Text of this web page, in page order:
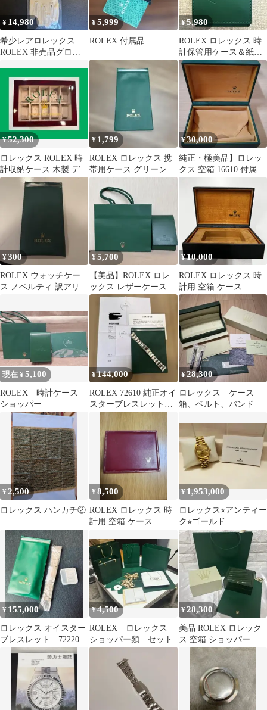
¥ 14,980
希少レアロレックス
ROLEX 非売品グロー
¥5,999
ROLEX 付属品
¥5,980
ROLEX ロレックス 時
計保管用ケース＆紙袋
グリーン
¥52,300
ロレックス ROLEX 時
計収納ケース 木製 ディ
スプレイボックス 20本
¥ 1,799
ROLEX ロレックス 携
帯用ケース グリーン
¥30,000
純正・極美品】ロレッ
クス 空箱 16610 付属品
¥300
ROLEX ウォッチケー
ス ノベルティ 訳アリ
¥5,700
【美品】ROLEX ロレ
ックス レザーケース、
紙袋付き
¥10,000
ROLEX ロレックス 時
計用 空箱 ケース
68.00.55
現在 ¥5,100
ROLEX 時計ケース
ショッパー
¥144,000
ROLEX 72610 純正オイ
スターブレスレット未
使用 デイトジャス
¥28,300
ロレックス ケース
箱、ベルト、バンド
¥2,500
ロレックス ハンカチ②
¥8,500
ROLEX ロレックス 時
計用 空箱 ケース
¥1,953,000
ロレックス⭐︎アンティー
ク⭐︎ゴールド
¥ 155,000
ロレックス オイスター
ブレスレット 72220
スカイドゥエラー
326934
¥4,500
ROLEX ロレックス
ショッパー類 セット
¥28,300
美品 ROLEX ロレック
ス 空箱 ショッパー ２
個付き